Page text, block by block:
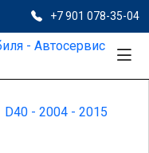
+7 901 078-35-04
D40 - 2004 - 2015